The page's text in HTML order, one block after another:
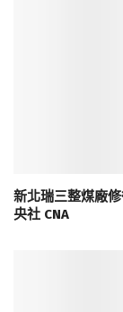
新北瑞三整煤廠
央社 CNA